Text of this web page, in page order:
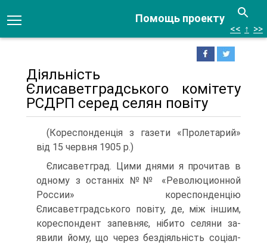
Помощь проекту
<< ↑ >>
Діяльність
Єлисаветградського комітету
РСДРП серед селян повіту
(Кореспонденція з газети «Пролетарий»
від 15 червня 1905 р.)
Єлисаветград. Цими днями я прочитав в
одному з останніх №№ «Революционной
России» кореспонденцію
Єлисаветградського повіту, де, між іншим,
кореспондент запевняє, нібито селяни за­
явили йому, що через бездіяльність соціал-